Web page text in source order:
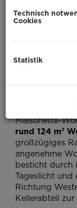
Hietzing –
Diese helle
Maisonette-
rund 124 m²
großzügiges
angenehme
besticht durch
Tageslicht und
Richtung
Kellerabteil
Technisch
Cookies
Statistik